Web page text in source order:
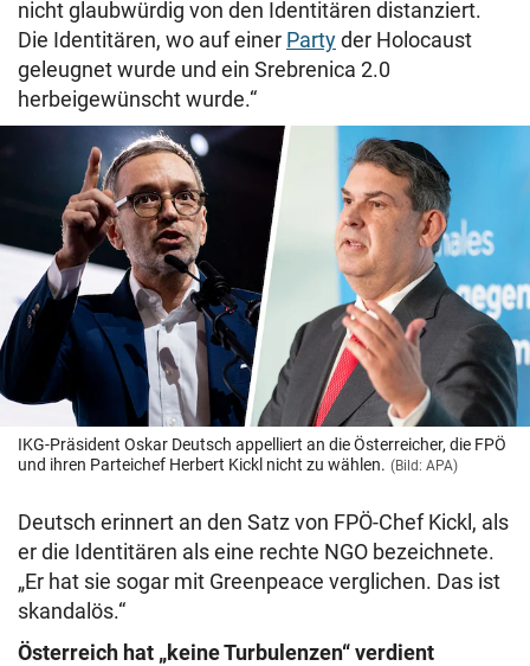
nicht glaubwürdig von den Identitären distanziert.
Die Identitären, wo auf einer Partyder Holocaust
geleugnet wurde und ein Srebrenica 2.0
herbeigewünscht wurde.“
IKG-Präsident Oskar Deutsch appelliert an die Österreicher, die FPÖ
und ihren Parteichef Herbert Kickl nicht zu wählen. (Bild: APA)
Deutsch erinnert an den Satz von FPÖ-Chef Kickl, als
er die Identitären als eine rechte NGO bezeichnete.
„Er hat sie sogar mit Greenpeace verglichen. Das ist
skandalös.“
Österreich hat „keine Turbulenzen“ verdient